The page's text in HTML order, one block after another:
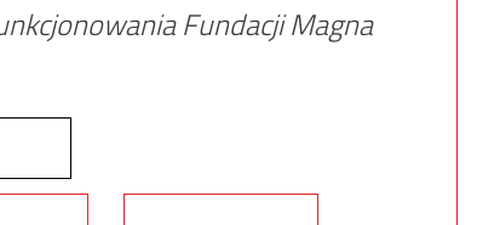
Fundacji Magna